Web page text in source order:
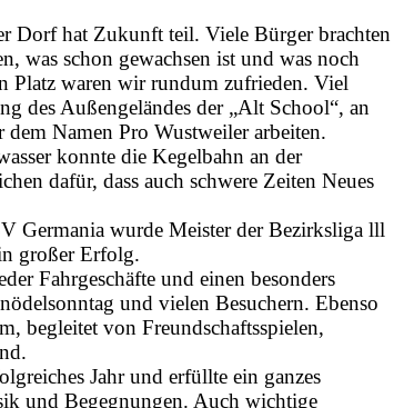
Dorf hat Zukunft teil. Viele Bürger brachten
was schon gewachsen ist und was noch
Platz waren wir rundum zufrieden. Viel
des Außengeländes der „Alt School“, an
Namen Pro Wustweiler arbeiten.
konnte die Kegelbahn an der
dafür, dass auch schwere Zeiten Neues
Germania wurde Meister der Bezirksliga lll­
großer Erfolg.
Fahrgeschäfte und einen besonders
und vielen Besuchern. Ebenso
begleitet von Freundschaftsspielen,
Jahr und erfüllte ein ganzes
und Begegnungen. Auch wichtige